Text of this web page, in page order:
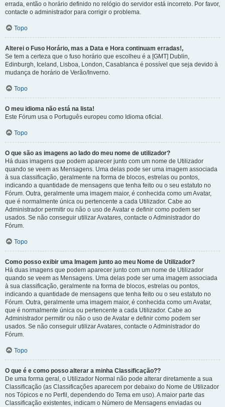
errada, então o horário definido no relógio do servidor está incorreto. Por favor,
contacte o administrador para corrigir o problema.
Topo
Alterei o Fuso Horário, mas a Data e Hora continuam erradas!,
Se tem a certeza que o fuso horário que escolheu é a [GMT] Dublin,
Edinburgh, Iceland, Lisboa, London, Casablanca é possível que seja devido à
mudança de horário de Verão/Inverno.
Topo
O meu idioma não está na lista!
Este Fórum usa o Português europeu como Idioma oficial.
Topo
O que são as imagens ao lado do meu nome de utilizador?
Há duas imagens que podem aparecer junto com um nome de Utilizador
quando se veem as Mensagens. Uma delas pode ser uma imagem associada
à sua classificação, geralmente na forma de blocos, estrelas ou pontos,
indicando a quantidade de mensagens que tenha feito ou o seu estatuto no
Fórum. Outra, geralmente uma imagem maior, é conhecida como um Avatar,
que é normalmente única ou pertencente a cada Utilizador. Cabe ao
Administrador permitir ou não o uso de Avatar e definir como podem ser
usados. Se não conseguir utilizar Avatares, contacte o Administrador do
Fórum.
Topo
Como posso exibir uma Imagem junto ao meu Nome de Utilizador?
Há duas imagens que podem aparecer junto com um nome de Utilizador
quando se veem as Mensagens. Uma delas pode ser uma imagem associada
à sua classificação, geralmente na forma de blocos, estrelas ou pontos,
indicando a quantidade de mensagens que tenha feito ou o seu estatuto no
Fórum. Outra, geralmente uma imagem maior, é conhecida como um Avatar,
que é normalmente única ou pertencente a cada Utilizador. Cabe ao
Administrador permitir ou não o uso de Avatar e definir como podem ser
usados. Se não conseguir utilizar Avatares, contacte o Administrador do
Fórum.
Topo
O que é e como posso alterar a minha Classificação??
De uma forma geral, o Utilizador Normal não pode alterar diretamente a sua
Classificação (as Classificações aparecem por debaixo do Nome de Utilizador
nos Tópicos e no Perfil, dependendo do Tema em uso). A maior parte das
Classificação existentes, indicam o Número de Mensagens enviadas ou